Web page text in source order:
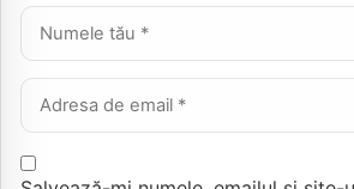
Nume *
Email *